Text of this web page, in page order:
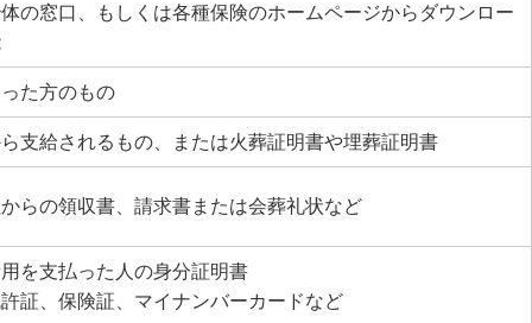
の窓口、もしくは各種保険のホームページからダウンロー
た方のもの
支給されるもの、または火葬証明書や埋葬証明書
らの領収書、請求書または会葬礼状など
を支払った人の身分証明書
証、保険証、マイナンバーカードなど